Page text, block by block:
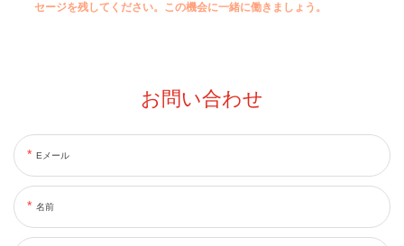
セージを残してください。この機会に一緒に働きましょう。
お問い合わせ
Eメール
名前